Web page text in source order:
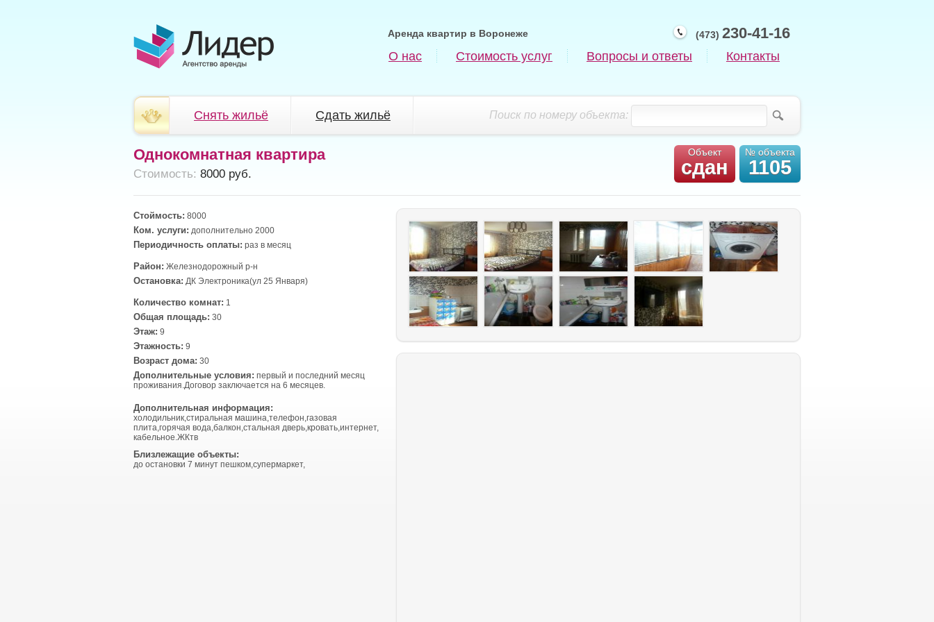
(473) 230-41-16
Аренда квартир в Воронеже
О нас Стоимость услуг Вопросы и ответы Контакты
Поиск по номеру объекта:
Снять жильё Сдать жильё
Объект
сдан
№ объекта
1105
Однокомнатная квартира
Cтоимость: 8000 руб.
Стоймость: 8000
Ком. услуги: дополнительно 2000
Периодичность оплаты: раз в месяц
Район: Железнодорожный р-н
Остановка: ДК Электроника(ул 25 Января)
Количество комнат: 1
Общая площадь: 30
Этаж: 9
Этажность: 9
Возраст дома: 30
Дополнительные условия: первый и последний месяц
проживания.Договор заключается на 6 месяцев.
Дополнительная информация:
холодильник,стиральная машина,телефон,газовая
плита,горячая вода,балкон,стальная дверь,кровать,интернет,
кабельное.ЖКтв
Близлежащие объекты:
до остановки 7 минут пешком,супермаркет,